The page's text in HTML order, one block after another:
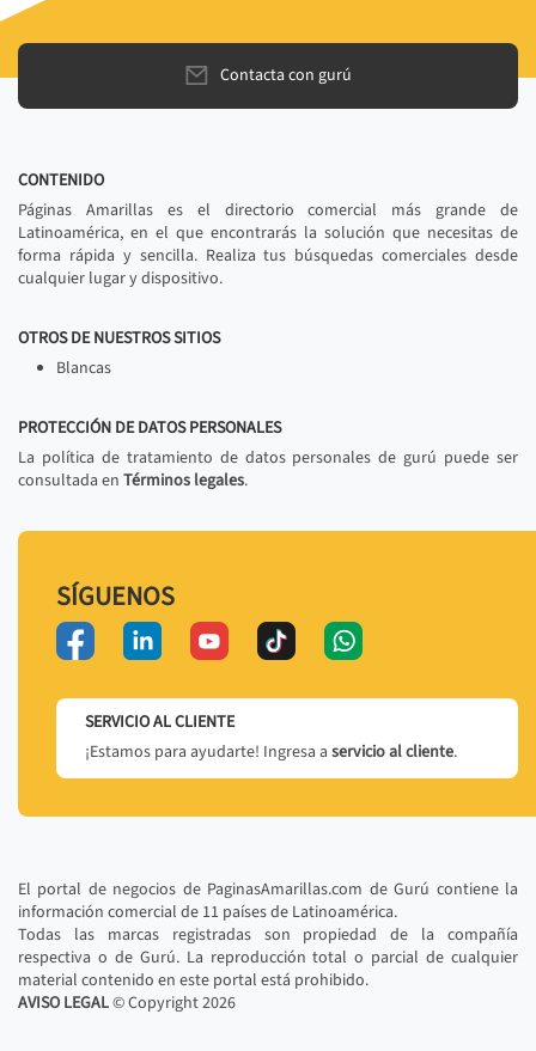
Contacta con gurú
CONTENIDO
Páginas Amarillas es el directorio comercial más grande de
Latinoamérica, en el que encontrarás la solución que necesitas de
forma rápida y sencilla. Realiza tus búsquedas comerciales desde
cualquier lugar y dispositivo.
OTROS DE NUESTROS SITIOS
Blancas
PROTECCIÓN DE DATOS PERSONALES
La política de tratamiento de datos personales de gurú puede ser
consultada en Términos legales.
SÍGUENOS
SERVICIO AL CLIENTE
¡Estamos para ayudarte! Ingresa a servicio al cliente.
El portal de negocios de PaginasAmarillas.com de Gurú contiene la
información comercial de 11 países de Latinoamérica.
Todas las marcas registradas son propiedad de la compañía
respectiva o de Gurú. La reproducción total o parcial de cualquier
material contenido en este portal está prohibido.
AVISO LEGAL© Copyright2026